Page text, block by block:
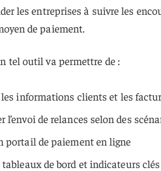
les entreprises à suivre les
de paiement.
tel outil va permettre de :
informations clients et les
l’envoi de relances selon des
portail de paiement en ligne
de bord et indicateurs clés